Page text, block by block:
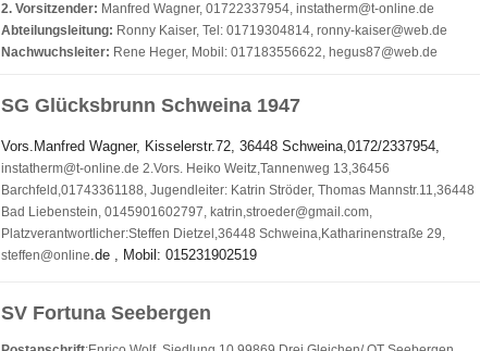
2. Vorsitzender: Manfred Wagner, 01722337954, instatherm@t-online.de
Abteilungsleitung: Ronny Kaiser, Tel: 01719304814, ronny-kaiser@web.de
Nachwuchsleiter: Rene Heger, Mobil: 017183556622, hegus87@web.de
SG Glücksbrunn Schweina 1947
Vors.Manfred Wagner, Kisselerstr.72, 36448 Schweina,0172/2337954,
instatherm@t-online.de 2.Vors. Heiko Weitz,Tannenweg 13,36456
Barchfeld,01743361188, Jugendleiter: Katrin Ströder, Thomas Mannstr.11,36448
Bad Liebenstein, 0145901602797, katrin,stroeder@gmail.com,
Platzverantwortlicher:Steffen Dietzel,36448 Schweina,Katharinenstraße 29,
steffen@online.de , Mobil: 015231902519
SV Fortuna Seebergen